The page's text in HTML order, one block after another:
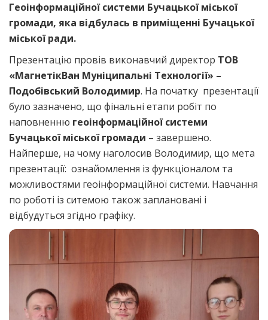
Геоінформаційної системи Бучацької міської
громади, яка відбулась в приміщенні Бучацької
міської ради.
Презентацію провів виконавчий директор ТОВ
«МагнетікВан Муніципальні Технології» –
Подобівський Володимир. На початку презентації
було зазначено, що фінальні етапи робіт по
наповненню геоінформаційної системи
Бучацької міської громади – завершено.
Найперше, на чому наголосив Володимир, що мета
презентації: ознайомлення із функціоналом та
можливостями геоінформаційної системи. Навчання
по роботі із ситемою також заплановані і
відбудуться згідно графіку.